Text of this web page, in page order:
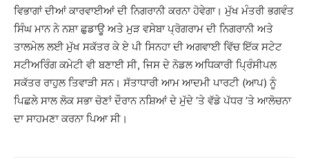
ਵਿਭਾਗਾਂ ਦੀਆਂ ਕਾਰਵਾਈਆਂ ਦੀ ਨਿਗਰਾਨੀ ਕਰਨਾ ਹੋਵੇਗਾ। ਮੁੱਖ ਮੰਤਰੀ ਭਗਵੰਤ
ਸਿੰਘ ਮਾਨ ਨੇ ਨਸ਼ਾ ਛੁਡਾਊ ਅਤੇ ਮੁੜ ਵਸੇਬਾ ਪ੍ਰੋਗਰਾਮ ਦੀ ਨਿਗਰਾਨੀ ਅਤੇ
ਤਾਲਮੇਲ ਲਈ ਮੁੱਖ ਸਕੱਤਰ ਕੇ ਏ ਪੀ ਸਿਨਹਾ ਦੀ ਅਗਵਾਈ ਵਿੱਚ ਇੱਕ ਸਟੇਟ
ਸਟੀਅਰਿੰਗ ਕਮੇਟੀ ਵੀ ਬਣਾਈ ਸੀ, ਜਿਸ ਦੇ ਨੋਡਲ ਅਧਿਕਾਰੀ ਪਿ੍ਰੰਸੀਪਲ
ਸਕੱਤਰ ਰਾਹੁਲ ਤਿਵਾੜੀ ਸਨ। ਸੱਤਾਧਾਰੀ ਆਮ ਆਦਮੀ ਪਾਰਟੀ (ਆਪ) ਨੂੰ
ਪਿਛਲੇ ਸਾਲ ਲੋਕ ਸਭਾ ਚੋਣਾਂ ਦੌਰਾਨ ਨਸ਼ਿਆਂ ਦੇ ਮੁੱਦੇ ’ਤੇ ਵੱਡੇ ਪੱਧਰ ’ਤੇ ਆਲੋਚਨਾ
ਦਾ ਸਾਹਮਣਾ ਕਰਨਾ ਪਿਆ ਸੀ।